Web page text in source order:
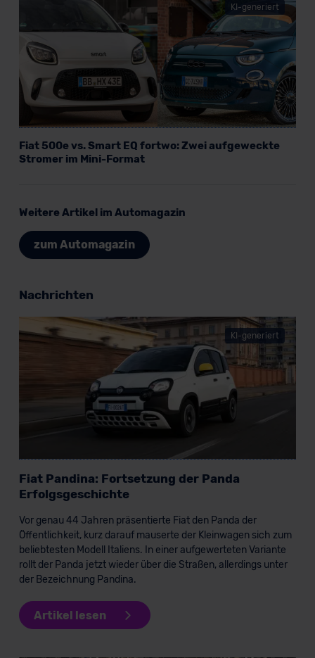
KI-generiert
Fiat 500e vs. Smart EQ fortwo: Zwei aufgeweckte
Stromer im Mini-Format
Weitere Artikel im Automagazin
zum Automagazin
Nachrichten
KI-generiert
Fiat Pandina: Fortsetzung der Panda
Erfolgsgeschichte
Vor genau 44 Jahren präsentierte Fiat den Panda der
Öffentlichkeit, kurz darauf mauserte der Kleinwagen sich zum
beliebtesten Modell Italiens. In einer aufgewerteten Variante
rollt der Panda jetzt wieder über die Straßen, allerdings unter
der Bezeichnung Pandina.
Artikel lesen